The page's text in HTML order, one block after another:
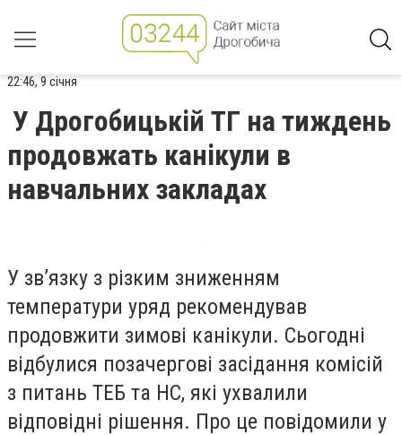
22:46, 9 січня
У Дрогобицькій ТГ на тиждень
продовжать канікули в
навчальних закладах
У зв’язку з різким зниженням
температури уряд рекомендував
продовжити зимові канікули. Сьогодні
відбулися позачергові засідання комісій
з питань ТЕБ та НС, які ухвалили
відповідні рішення. Про це повідомили у